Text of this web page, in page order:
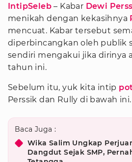
IntipSeleb – Kabar Dewi
menikah dengan kekasihnya
mencuat. Kabar tersebut
diperbincangkan oleh publik
sendiri mengakui jika dirinya
tahun ini.
Sebelum itu, yuk kita intip
Perssik dan Rully di bawah ini.
Baca Juga :
Wika Salim Ungkap
Dangdut Sejak SMP,